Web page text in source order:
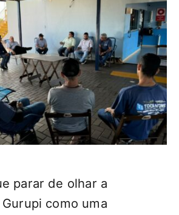
parar de olhar a
como uma